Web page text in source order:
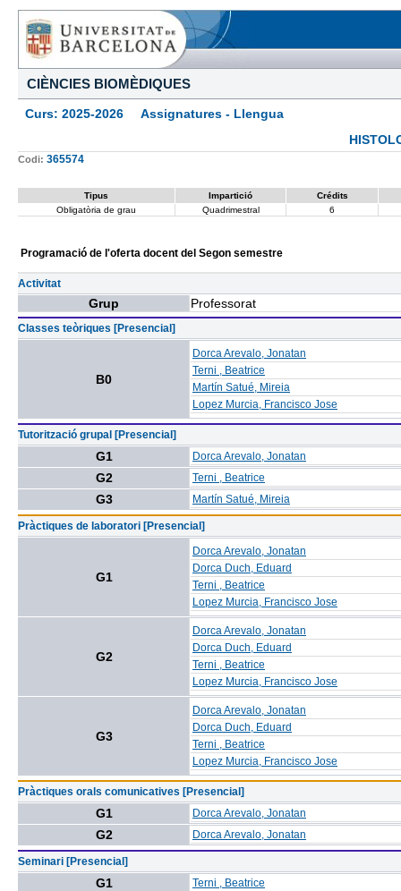
CIÈNCIES BIOMÈDIQUES
Curs: 2025-2026 Assignatures - Llengua
Codi: 365574
Tipus Impartició
Crédits
Obligatòria de grau
Quadrimestral 6
Programació de l'oferta docent del Segon semestre
Activitat
Grup Professorat
Classes teòriques [Presencial]
B0
Dorca Arevalo, Jonatan
Terni , Beatrice
Martín Satué, Mireia
Lopez Murcia, Francisco Jose
Tutorització grupal [Presencial]
G1 Dorca Arevalo, Jonatan
G2 Terni , Beatrice
G3 Martín Satué, Mireia
Pràctiques de laboratori [Presencial]
G1
Dorca Arevalo, Jonatan
Dorca Duch, Eduard
Terni , Beatrice
Lopez Murcia, Francisco Jose
G2
Dorca Arevalo, Jonatan
Dorca Duch, Eduard
Terni , Beatrice
Lopez Murcia, Francisco Jose
G3
Dorca Arevalo, Jonatan
Dorca Duch, Eduard
Terni , Beatrice
Lopez Murcia, Francisco Jose
Pràctiques orals comunicatives [Presencial]
G1 Dorca Arevalo, Jonatan
G2 Dorca Arevalo, Jonatan
Seminari [Presencial]
G1 Terni , Beatrice